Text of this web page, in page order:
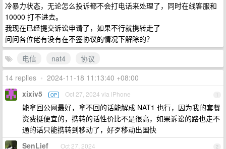
冷暴力状态，无论怎么投诉都不会打电话来处理了，同时在线客服和
10000 打不进去。
我现在已经提交诉讼申请了，如果不行就携转走了
问问各位佬有没有在不签协议的情况下解除的？
电信
nat4
协议
14 replies • 2024-11-18 11:13:40 +08:00
1
xixiv5 OP Oct 27, 2024 via iPhone
能拿回公网最好，拿不回的话能解成 NAT1 也行，因为我的套餐
资费挺便宜的，携转的话性价比不是很高，如果诉讼的路也走不
通的话只能携转到移动了，好歹移动出国快
2
SenLief Oct 27, 2024